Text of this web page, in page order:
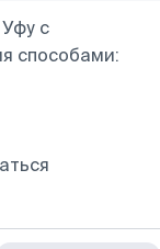
с
способами: